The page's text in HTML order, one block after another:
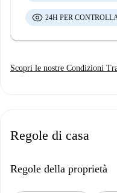
24H PER
Scopri le nostre Condizioni
Regole di casa
Regole della proprietà